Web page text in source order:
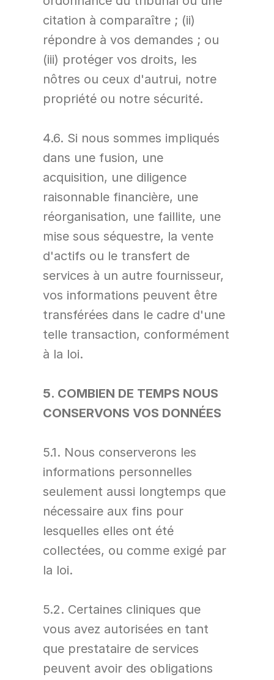
citation à comparaître ; (ii)
répondre à vos demandes ; ou
(iii) protéger vos droits, les
nôtres ou ceux d'autrui, notre
propriété ou notre sécurité.
4.6. Si nous sommes impliqués
dans une fusion, une
acquisition, une diligence
raisonnable financière, une
réorganisation, une faillite, une
mise sous séquestre, la vente
d'actifs ou le transfert de
services à un autre fournisseur,
vos informations peuvent être
transférées dans le cadre d'une
telle transaction, conformément
à la loi.
5. COMBIEN DE TEMPS NOUS
CONSERVONS VOS DONNÉES
5.1. Nous conserverons les
informations personnelles
seulement aussi longtemps que
nécessaire aux fins pour
lesquelles elles ont été
collectées, ou comme exigé par
la loi.
5.2. Certaines cliniques que
vous avez autorisées en tant
que prestataire de services
peuvent avoir des obligations